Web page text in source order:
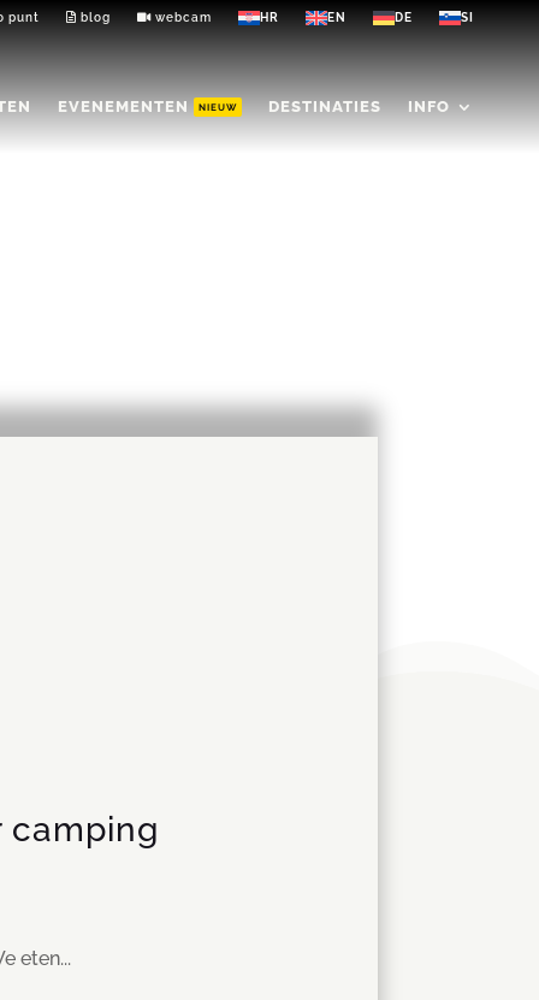
punt blog webcam
EVENEMENTEN NIEUW DESTINATIES INFO
camping
eten...